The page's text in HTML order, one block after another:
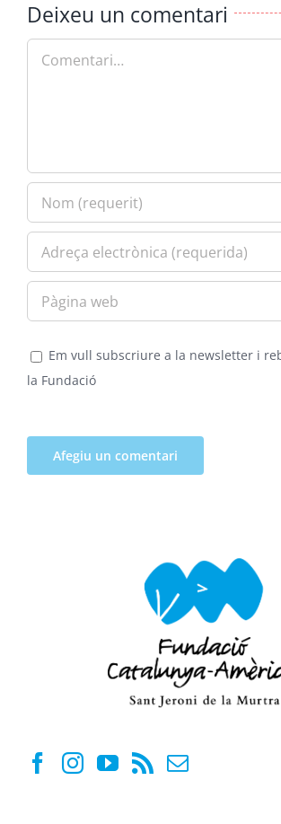
Deixeu un comentari
Em vull subscriure a la newsletter i
la Fundació